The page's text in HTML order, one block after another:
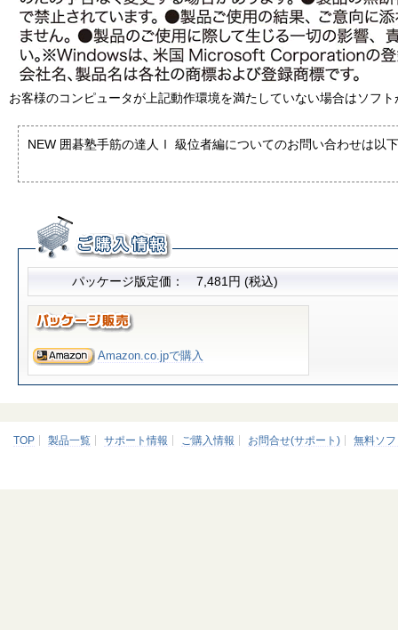
お客様のコンピュータが上記動作環境を満たしていない場合はソフ
NEW 囲碁塾手筋の達人Ⅰ 級位者編についてのお問い合わせは以
パッケージ版定価： 7,481円 (税込)
Amazon.co.jpで購入
TOP 製品一覧 サポート情報 ご購入情報 お問合せ(サポート) 無料ソフ